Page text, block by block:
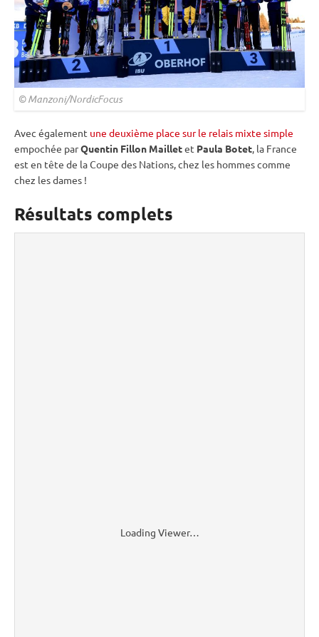
© Manzoni/NordicFocus
Avec également une deuxième place sur le relais mixte simple
empochée parQuentin Fillon Mailletet Paula Botet, la France
est en tête de la Coupe des Nations, chez les hommes comme
chez les dames !
Résultats complets
Loading Viewer…